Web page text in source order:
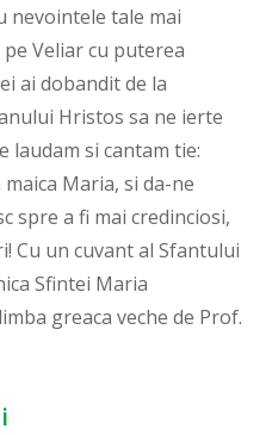
nevointele tale mai
Veliar cu puterea
ai dobandit de la
Hristos sa ne ierte
laudam si cantam tie:
Maria, si da-ne
spre a fi mai credinciosi,
Cu un cuvant al Sfantului
Sfintei Maria
greaca veche de Prof.